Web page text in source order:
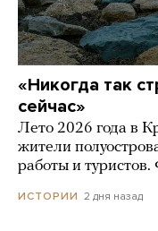
«Никогда так
сейчас»
Лето 2026 года в
жители
работы и
ИСТОРИИ 2 дня назад